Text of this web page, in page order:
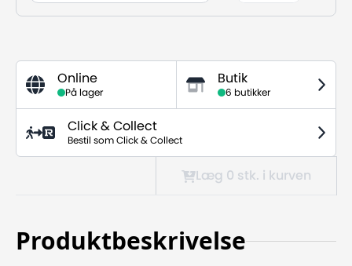
Online
På lager
Butik
6 butikker
Click & Collect
Bestil som Click & Collect
Læg 0 stk. i kurven
Produktbeskrivelse